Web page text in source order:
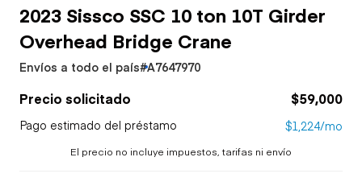
2023 Sissco SSC 10 ton 10T Girder
Overhead Bridge Crane
Envíos a todo el país#A7647970
Precio solicitado $59,000
Pago estimado del préstamo $1,224/mo
El precio no incluye impuestos, tarifas ni envío